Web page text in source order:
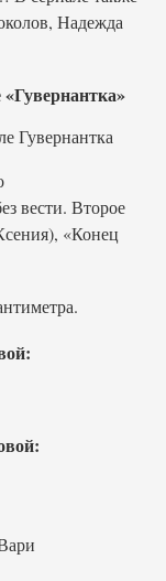
Надежда
вести. Второе
«Конец